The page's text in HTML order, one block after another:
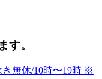
す。